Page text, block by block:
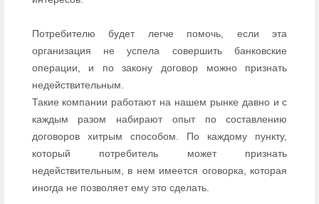
Потребителю будет легче помочь, если эта
организация не успела совершить банковские
операции, и по закону договор можно признать
недействительным.
Такие компании работают на нашем рынке давно и с
каждым разом набирают опыт по составлению
договоров хитрым способом. По каждому пункту,
который потребитель может признать
недействительным, в нем имеется оговорка, которая
иногда не позволяет ему это сделать.